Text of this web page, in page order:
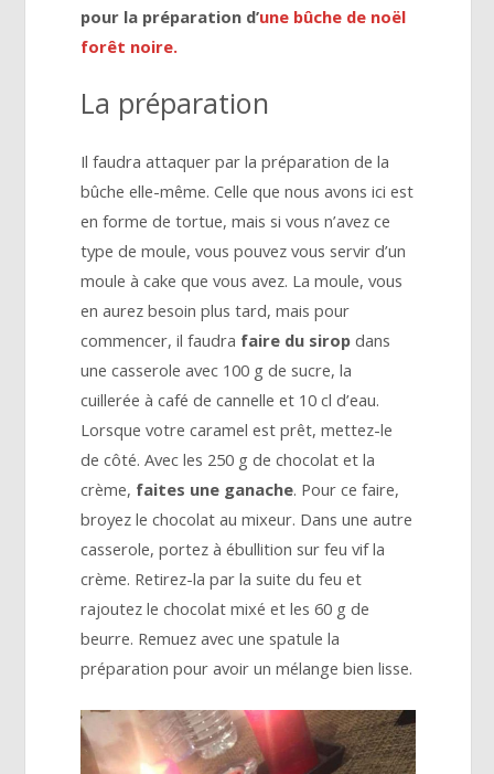
pour la préparation d’une bûche de noël
forêt noire.
La préparation
Il faudra attaquer par la préparation de la
bûche elle-même. Celle que nous avons ici est
en forme de tortue, mais si vous n’avez ce
type de moule, vous pouvez vous servir d’un
moule à cake que vous avez. La moule, vous
en aurez besoin plus tard, mais pour
commencer, il faudra faire du sirop dans
une casserole avec 100 g de sucre, la
cuillerée à café de cannelle et 10 cl d’eau.
Lorsque votre caramel est prêt, mettez-le
de côté. Avec les 250 g de chocolat et la
crème, faites une ganache. Pour ce faire,
broyez le chocolat au mixeur. Dans une autre
casserole, portez à ébullition sur feu vif la
crème. Retirez-la par la suite du feu et
rajoutez le chocolat mixé et les 60 g de
beurre. Remuez avec une spatule la
préparation pour avoir un mélange bien lisse.